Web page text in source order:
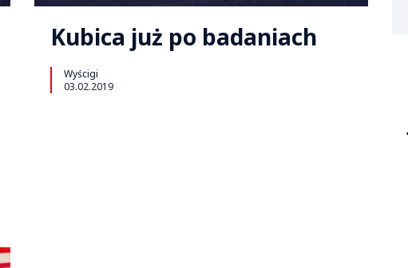
Kubica już po badaniach
Wyścigi
03.02.2019